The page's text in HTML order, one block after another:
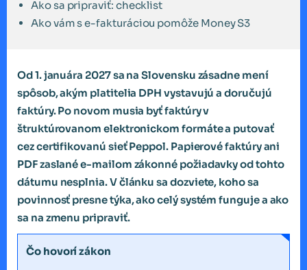
Ako sa pripraviť: checklist
Ako vám s e-fakturáciou pomôže Money S3
Od 1. januára 2027 sa na Slovensku zásadne mení
spôsob, akým platitelia DPH vystavujú a doručujú
faktúry. Po novom musia byť faktúry v
štruktúrovanom elektronickom formáte a putovať
cez certifikovanú sieť Peppol. Papierové faktúry ani
PDF zaslané e-mailom zákonné požiadavky od tohto
dátumu nesplnia. V článku sa dozviete, koho sa
povinnosť presne týka, ako celý systém funguje a ako
sa na zmenu pripraviť.
Čo hovorí zákon